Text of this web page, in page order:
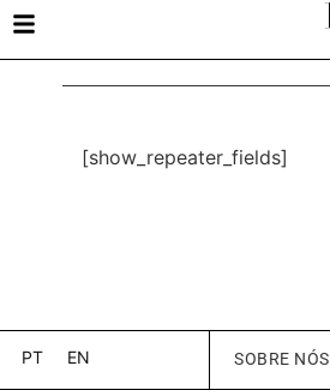
[show_repeater_fields]
PT EN SOBRE NÓS